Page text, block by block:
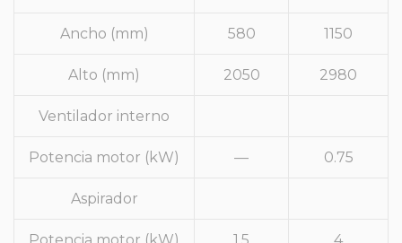
Ancho (mm) 580 1150
Alto (mm) 2050 2980
Ventilador interno
Potencia motor (kW) — 0.75
Aspirador